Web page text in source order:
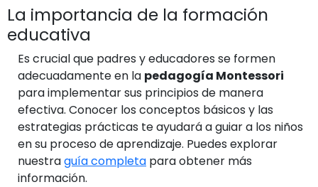
La importancia de la formación
educativa
Es crucial que padres y educadores se formen
adecuadamente en la pedagogía Montessori
para implementar sus principios de manera
efectiva. Conocer los conceptos básicos y las
estrategias prácticas te ayudará a guiar a los niños
en su proceso de aprendizaje. Puedes explorar
nuestraguía completa para obtener más
información.